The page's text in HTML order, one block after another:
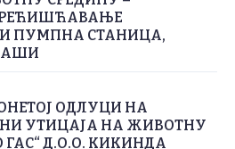
ПУМПНА СТАНИЦА,
ОДЛУЦИ НА
УТИЦАЈА НА ЖИВОТНУ
ГАС“ Д.О.О. КИКИНДА